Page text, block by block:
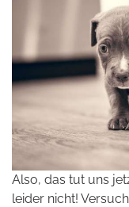
Also, das tut uns
leider nicht!